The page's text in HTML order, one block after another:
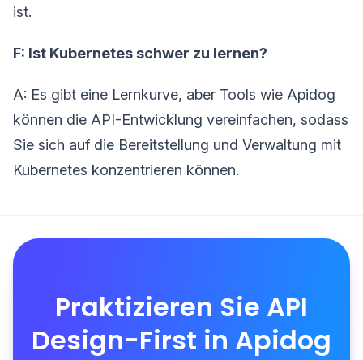
ist.
F: Ist Kubernetes schwer zu lernen?
A: Es gibt eine Lernkurve, aber Tools wie Apidog
können die API-Entwicklung vereinfachen, sodass
Sie sich auf die Bereitstellung und Verwaltung mit
Kubernetes konzentrieren können.
Praktizieren Sie API
Design-First in Apidog